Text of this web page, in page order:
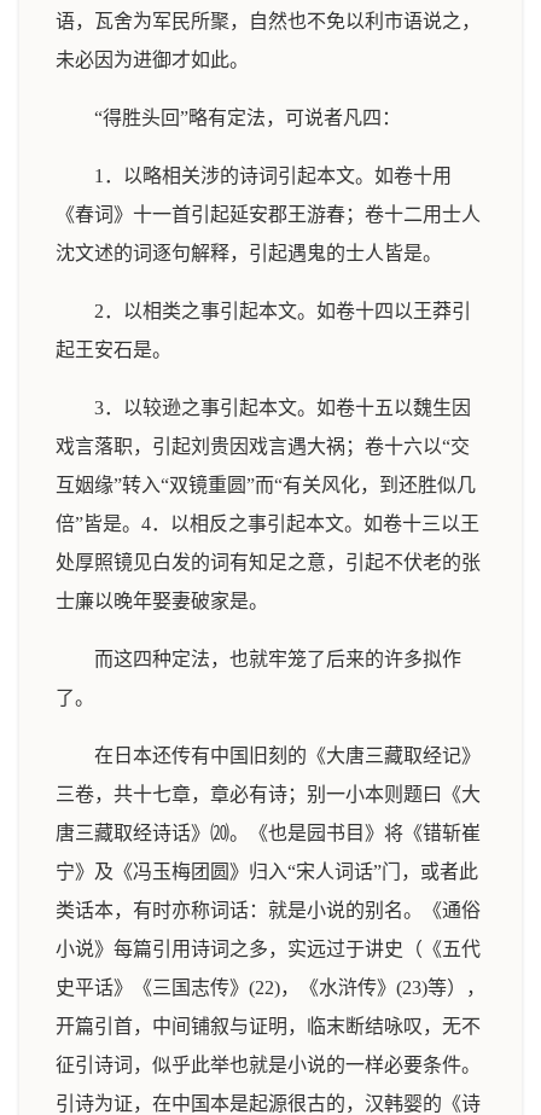
语，瓦舍为军民所聚，自然也不免以利市语说之，
未必因为进御才如此。
“得胜头回”略有定法，可说者凡四：
1．以略相关涉的诗词引起本文。如卷十用
《春词》十一首引起延安郡王游春；卷十二用士人
沈文述的词逐句解释，引起遇鬼的士人皆是。
2．以相类之事引起本文。如卷十四以王莽引
起王安石是。
3．以较逊之事引起本文。如卷十五以魏生因
戏言落职，引起刘贵因戏言遇大祸；卷十六以“交
互姻缘”转入“双镜重圆”而“有关风化，到还胜似几
倍”皆是。4．以相反之事引起本文。如卷十三以王
处厚照镜见白发的词有知足之意，引起不伏老的张
士廉以晚年娶妻破家是。
而这四种定法，也就牢笼了后来的许多拟作
了。
在日本还传有中国旧刻的《大唐三藏取经记》
三卷，共十七章，章必有诗；别一小本则题曰《大
唐三藏取经诗话》⒇。《也是园书目》将《错斩崔
宁》及《冯玉梅团圆》归入“宋人词话”门，或者此
类话本，有时亦称词话：就是小说的别名。《通俗
小说》每篇引用诗词之多，实远过于讲史（《五代
史平话》《三国志传》(22)，《水浒传》(23)等），
开篇引首，中间铺叙与证明，临末断结咏叹，无不
征引诗词，似乎此举也就是小说的一样必要条件。
引诗为证，在中国本是起源很古的，汉韩婴的《诗